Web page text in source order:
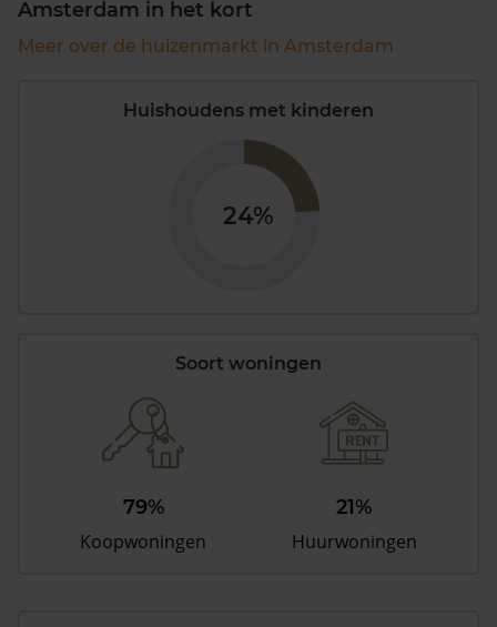
Amsterdam in het kort
Meer over de huizenmarkt in Amsterdam
Huishoudens met kinderen
24%
Soort woningen
79%
Koopwoningen
21%
Huurwoningen